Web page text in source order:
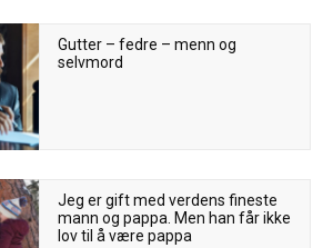
Gutter – fedre – menn og
selvmord
Jeg er gift med verdens fineste
mann og pappa. Men han får ikke
lov til å være pappa